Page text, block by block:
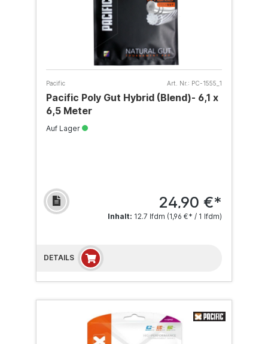
Pacific Art. Nr.: PC-1555_1
Pacific Poly Gut Hybrid (Blend)- 6,1 x
6,5 Meter
Auf Lager
24,90 €*
Inhalt: 12.7 lfdm (1,96 €* / 1 lfdm)
DETAILS